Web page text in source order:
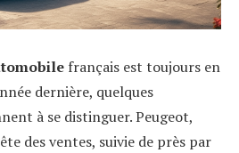
français est toujours en
dernière, quelques
à se distinguer. Peugeot,
des ventes, suivie de près par